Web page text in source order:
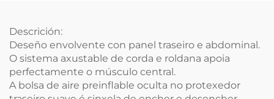
Descrición:
Deseño envolvente con panel traseiro e abdominal.
O sistema axustable de corda e roldana apoia
perfectamente o músculo central.
A bolsa de aire preinflable oculta no protexedor